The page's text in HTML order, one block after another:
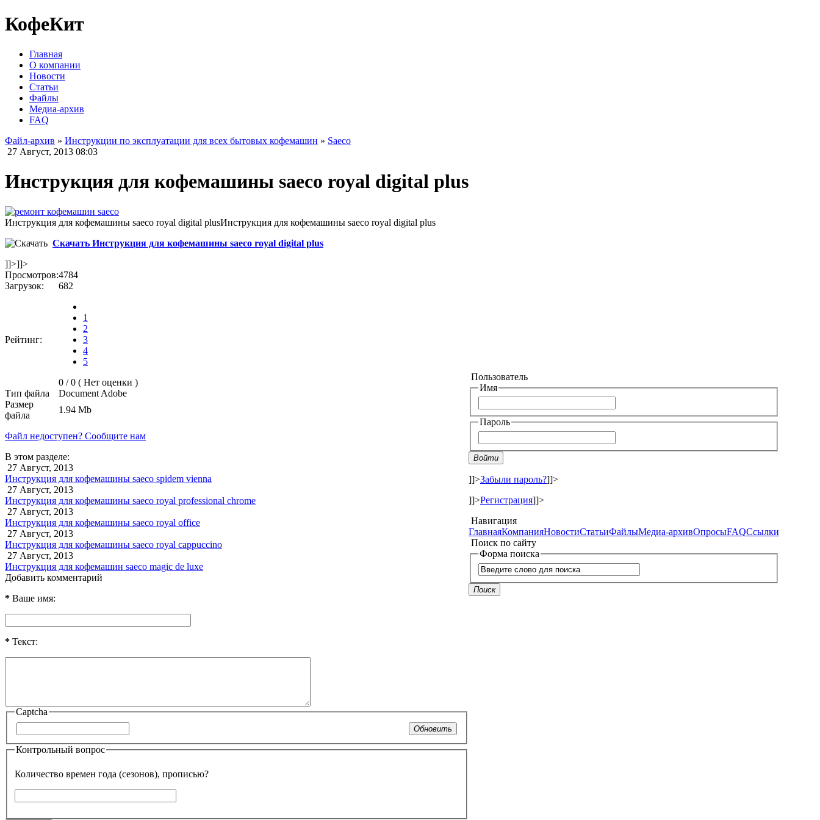
КофеКит
Главная
О компании
Новости
Статьи
Файлы
Медиа-архив
FAQ
Файл-архив » Инструкции по эксплуатации для всех бытовых кофемашин » Saeco
27 Август, 2013 08:03
Инструкция для кофемашины saeco royal digital plus
Инструкция для кофемашины saeco royal digital plusИнструкция для кофемашины saeco royal digital plus
Скачать Инструкция для кофемашины saeco royal digital plus
]]>]]>
Просмотров:4784
Загрузок:
682
Рейтинг:
1
2
3
4
5
0 / 0 ( Нет оценки )
Тип файла
Document Adobe
Размер
файла
1.94 Mb
Файл недоступен? Сообщите нам
В этом разделе:
27 Август, 2013
Инструкция для кофемашины saeco spidem vienna
27 Август, 2013
Инструкция для кофемашины saeco royal professional chrome
27 Август, 2013
Инструкция для кофемашины saeco royal office
27 Август, 2013
Инструкция для кофемашины saeco royal cappuccino
27 Август, 2013
Инструкция для кофемашин saeco magic de luxe
Добавить комментарий
* Ваше имя:
* Текст:
Captcha
Обновить
Контрольный вопрос
Количество времен года (сезонов), прописью?
Пользователь
Имя
Пароль
Войти
]]>Забыли пароль?]]>
]]>Регистрация]]>
Навигация
ГлавнаяКомпанияНовостиСтатьиФайлыМедиа-архивОпросыFAQСсылки
Поиск по сайту
Форма поиска
Поиск